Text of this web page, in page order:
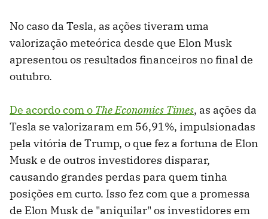
No caso da Tesla, as ações tiveram uma
valorização meteórica desde que Elon Musk
apresentou os resultados financeiros no final de
outubro.
De acordo com o The Economics Times, as ações da
Tesla se valorizaram em 56,91%, impulsionadas
pela vitória de Trump, o que fez a fortuna de Elon
Musk e de outros investidores disparar,
causando grandes perdas para quem tinha
posições em curto. Isso fez com que a promessa
de Elon Musk de "aniquilar" os investidores em